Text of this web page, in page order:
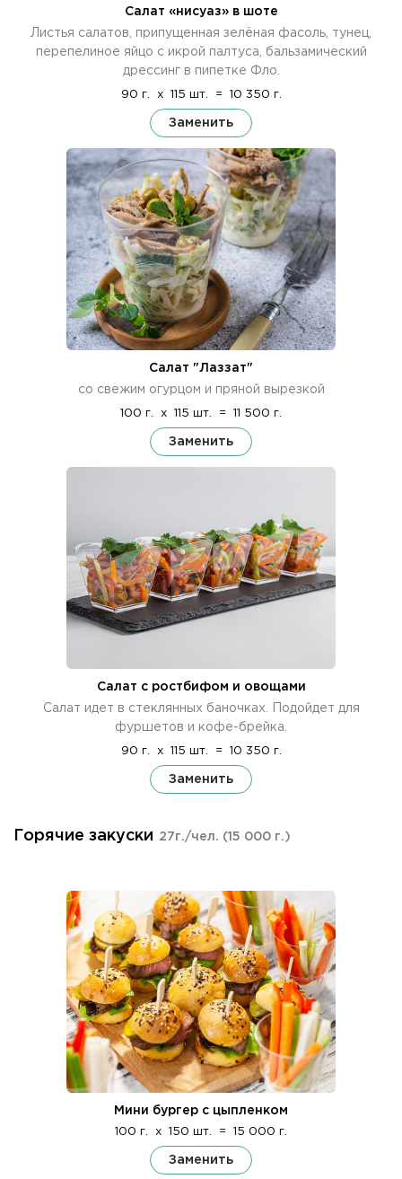
Салат «нисуаз» в шоте
Листья салатов, припущенная зелёная фасоль, тунец,
перепелиное яйцо с икрой палтуса, бальзамический
дрессинг в пипетке Фло.
90 г. x 115 шт. = 10 350 г.
Заменить
Салат "Лаззат"
со свежим огурцом и пряной вырезкой
100 г. x 115 шт. = 11 500 г.
Заменить
Салат с ростбифом и овощами
Салат идет в стеклянных баночках. Подойдет для
фуршетов и кофе-брейка.
90 г. x 115 шт. = 10 350 г.
Заменить
Горячие закуски 27г./чел. (15 000 г.)
Мини бургер с цыпленком
100 г. x 150 шт. = 15 000 г.
Заменить